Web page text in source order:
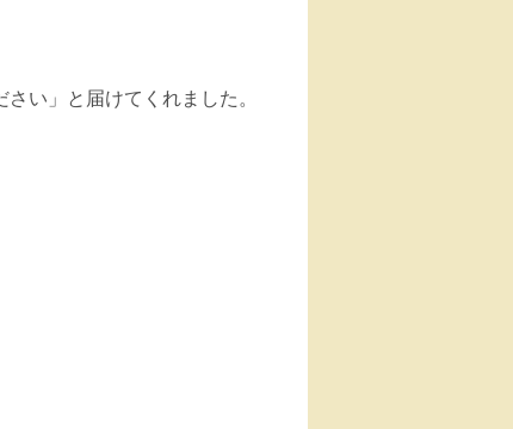
い」と届けてくれました。